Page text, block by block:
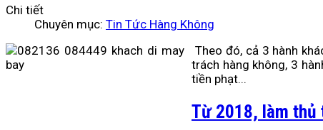
Chi tiết
Chuyên mục: Tin Tức Hàng Không
Theo đó, cả 3 hành
trách hàng không, 3
tiền phạt...
Từ 2018, làm thủ